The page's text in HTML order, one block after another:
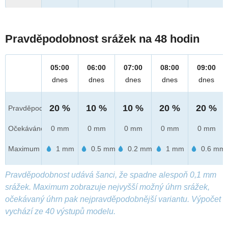
Pravděpodobnost srážek na 48 hodin
Pravděpod.
Očekáváno
Maximum
05:00
dnes
20 %
0 mm
1 mm
06:00
dnes
10 %
0 mm
0.5 mm
07:00
dnes
10 %
0 mm
0.2 mm
08:00
dnes
20 %
0 mm
1 mm
09:00
dnes
20 %
0 mm
0.6 mm
Pravděpodobnost udává šanci, že spadne alespoň 0,1 mm
srážek. Maximum zobrazuje nejvyšší možný úhrn srážek,
očekávaný úhrn pak nejpravděpodobnější variantu. Výpočet
vychází ze 40 výstupů modelu.